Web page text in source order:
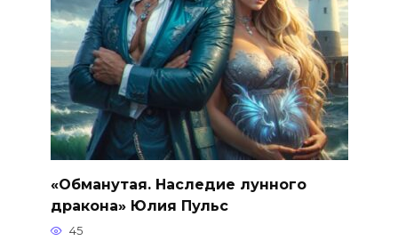
«Обманутая. Наследие лунного
дракона» Юлия Пульс
45